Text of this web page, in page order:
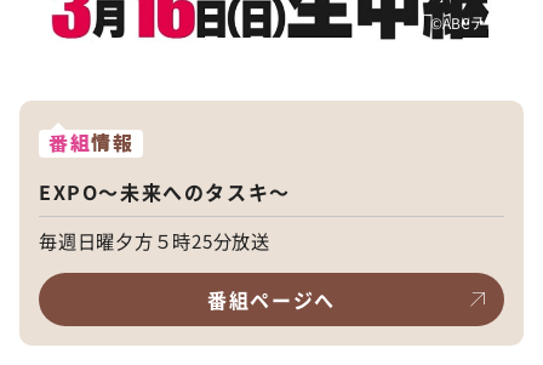
©ABCテレビ
番組情報
EXPO～未来へのタスキ～
毎週日曜夕方５時25分放送
番組ページへ